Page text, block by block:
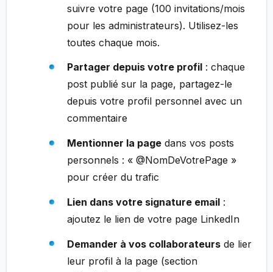
suivre votre page (100 invitations/mois
pour les administrateurs). Utilisez-les
toutes chaque mois.
Partager depuis votre profil: chaque
post publié sur la page, partagez-le
depuis votre profil personnel avec un
commentaire
Mentionner la pagedans vos posts
personnels : « @NomDeVotrePage »
pour créer du trafic
Lien dans votre signature email:
ajoutez le lien de votre page LinkedIn
Demander à vos collaborateursde lier
leur profil à la page (section